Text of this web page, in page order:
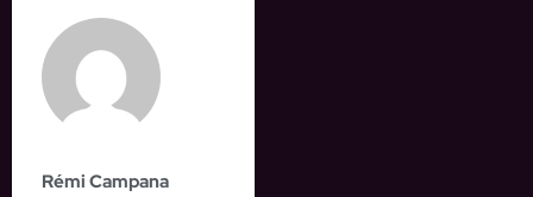
Rémi Campana